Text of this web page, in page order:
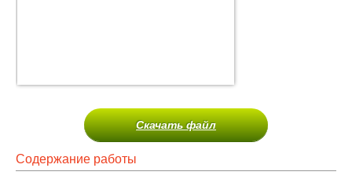
Скачать файл
Содержание работы